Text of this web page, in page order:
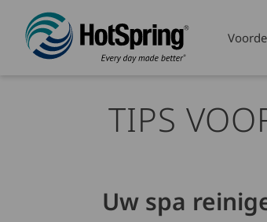
Skip to main content
TIPS
Uw spa